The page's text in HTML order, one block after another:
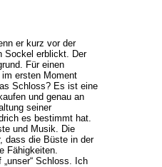
er kurz vor der
Sockel erblickt. Der
Für einen
ersten Moment
Schloss? Es ist eine
und genau an
seiner
es bestimmt hat.
und Musik. Die
dass die Büste in der
Fähigkeiten.
Schloss. Ich